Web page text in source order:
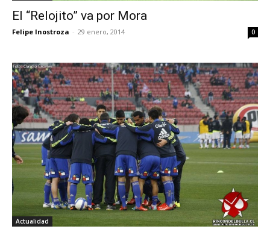
El “Relojito” va por Mora
Felipe Inostroza - 29 enero, 2014 0
Actualidad